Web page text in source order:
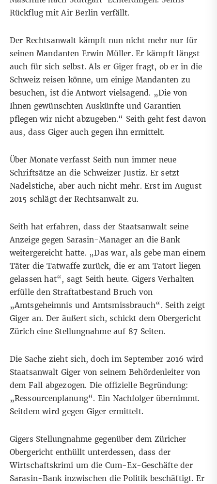
Rückflug mit Air Berlin verfällt.
Der Rechtsanwalt kämpft nun nicht mehr nur für
seinen Mandanten Erwin Müller. Er kämpft längst
auch für sich selbst. Als er Giger fragt, ob er in die
Schweiz reisen könne, um einige Mandanten zu
besuchen, ist die Antwort vielsagend. „Die von
Ihnen gewünschten Auskünfte und Garantien
pflegen wir nicht abzugeben.“ Seith geht fest davon
aus, dass Giger auch gegen ihn ermittelt.
Über Monate verfasst Seith nun immer neue
Schriftsätze an die Schweizer Justiz. Er setzt
Nadelstiche, aber auch nicht mehr. Erst im August
2015 schlägt der Rechtsanwalt zu.
Seith hat erfahren, dass der Staatsanwalt seine
Anzeige gegen Sarasin-Manager an die Bank
weitergereicht hatte. „Das war, als gebe man einem
Täter die Tatwaffe zurück, die er am Tatort liegen
gelassen hat“, sagt Seith heute. Gigers Verhalten
erfülle den Straftatbestand Bruch von
„Amtsgeheimnis und Amtsmissbrauch“. Seith zeigt
Giger an. Der äußert sich, schickt dem Obergericht
Zürich eine Stellungnahme auf 87 Seiten.
Die Sache zieht sich, doch im September 2016 wird
Staatsanwalt Giger von seinem Behördenleiter von
dem Fall abgezogen. Die offizielle Begründung:
„Ressourcenplanung“. Ein Nachfolger übernimmt.
Seitdem wird gegen Giger ermittelt.
Gigers Stellungnahme gegenüber dem Züricher
Obergericht enthüllt unterdessen, dass der
Wirtschaftskrimi um die Cum-Ex-Geschäfte der
Sarasin-Bank inzwischen die Politik beschäftigt. Er